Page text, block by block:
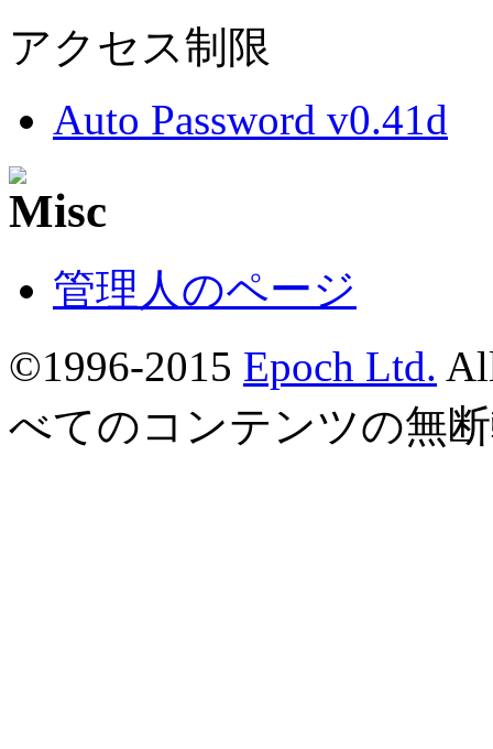
アクセス制限
Auto Password v0.41d
管理人のページ
©1996-2015 Epoch Ltd.
べてのコンテンツの無